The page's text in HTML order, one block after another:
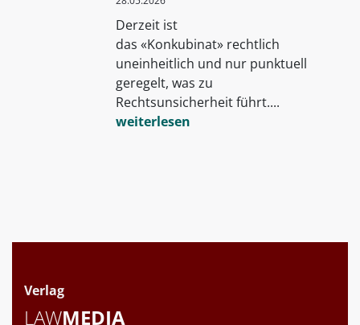
Derzeit ist
das «Konkubinat» rechtlich
uneinheitlich und nur punktuell
geregelt, was zu
Rechtsunsicherheit führt....
weiterlesen
Verlag
LAWMEDIA